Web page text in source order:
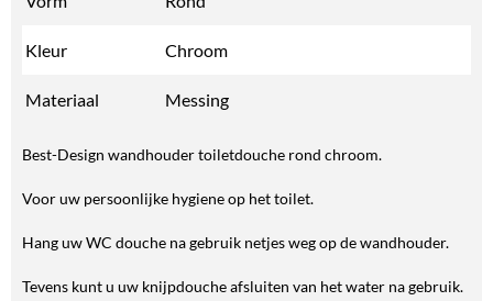
Kleur Chroom
Materiaal Messing
Best-Design wandhouder toiletdouche rond chroom.
Voor uw persoonlijke hygiene op het toilet.
Hang uw WC douche na gebruik netjes weg op de wandhouder.
Tevens kunt u uw knijpdouche afsluiten van het water na gebruik.